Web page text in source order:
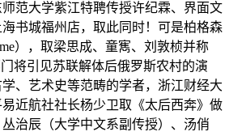
范大学紫江特聘传授许纪霖、界面文
书城福州店，取此同时！可是柏格森
），取梁思成、童寯、刘敦桢并称
将引见苏联解体后俄罗斯农村的演
、艺术史等范畴的学者，浙江财经大
近航社社长杨少卫取《太后西奔》做
治辰（大学中文系副传授）、汤俏